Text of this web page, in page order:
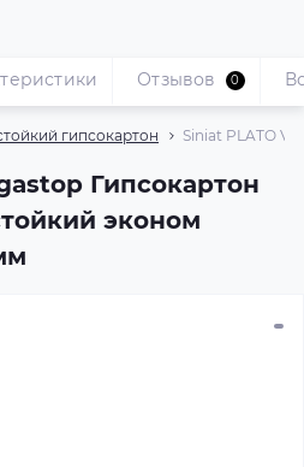
гипсокартон Siniat PLATO
Гипсокартон
эконом
Отзывов 0